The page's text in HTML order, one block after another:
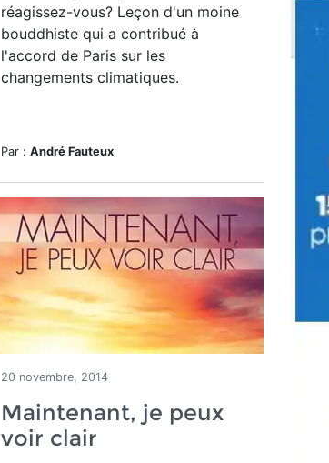
réagissez-vous? Leçon d'un moine
bouddhiste qui a contribué à
l'accord de Paris sur les
changements climatiques.
Par : André Fauteux
20 novembre, 2014
Maintenant, je peux
voir clair